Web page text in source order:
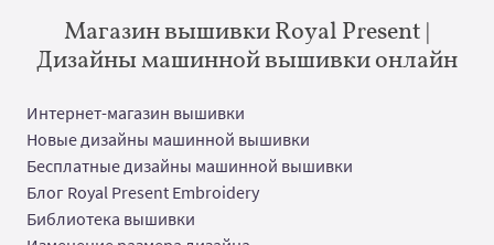
Магазин вышивки Royal Present |
Дизайны машинной вышивки онлайн
Интернет-магазин вышивки
Новые дизайны машинной вышивки
Бесплатные дизайны машинной вышивки
Блог Royal Present Embroidery
Библиотека вышивки